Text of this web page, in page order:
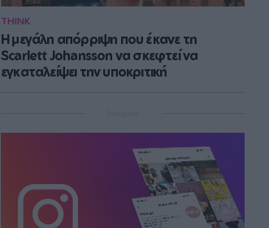
THINK
Η μεγάλη απόρριψη που έκανε τη
Scarlett Johansson να σκεφτεί να
εγκαταλείψει την υποκριτική